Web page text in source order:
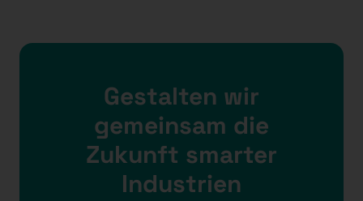
Gestalten wir
gemeinsam die
Zukunft smarter
Industrien